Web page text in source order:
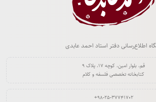
اطلاع‌رسانی دفتر استاد احمد عابدی
قم، بلوار امین، کوچه ۱۷، پلاک ۹
کتابخانه تخصصی فلسفه و کلام
‎+۹۸-۲۵-۳۷۷۴۱۷۰۲‏